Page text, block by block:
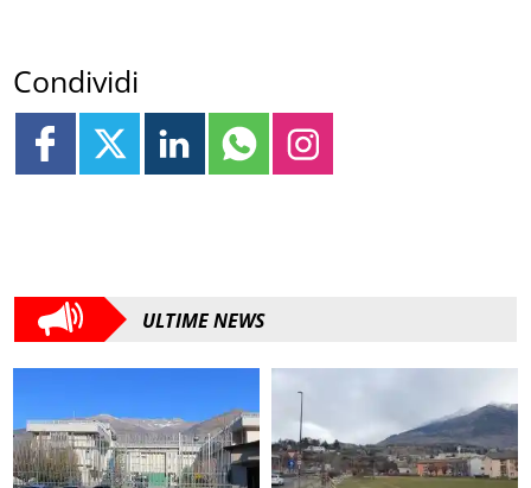
Condividi
ULTIME NEWS